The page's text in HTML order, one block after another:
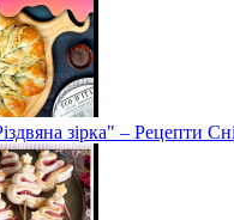
зірка" – Рецепти